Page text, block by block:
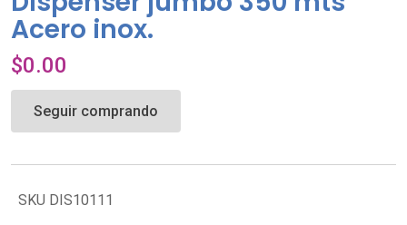
Acero inox.
$0.00
Seguir comprando
SKU DIS10111